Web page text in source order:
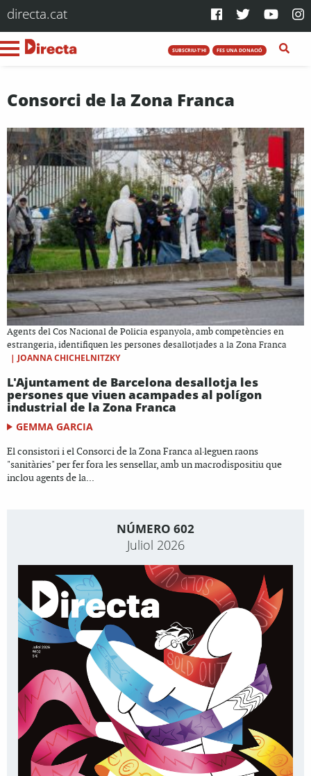
directa.cat
SUBSCRIU-T'HI FES UNA DONACIÓ
Consorci de la Zona Franca
Agents del Cos Nacional de Policia espanyola, amb competències en
estrangeria, identifiquen les persones desallotjades a la Zona Franca
| JOANNA CHICHELNITZKY
L'Ajuntament de Barcelona desallotja les
persones que viuen acampades al polígon
industrial de la Zona Franca
GEMMA GARCIA
El consistori i el Consorci de la Zona Franca al·leguen raons
"sanitàries" per fer fora les sensellar, amb un macrodispositiu que
inclou agents de la...
NÚMERO 602
Juliol 2026